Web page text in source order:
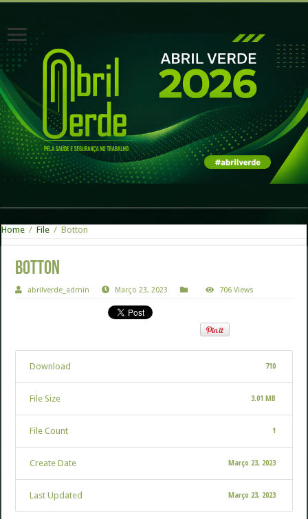
Home / File / Botton
Botton
abrilverde_admin Março 23, 2023 706 Views
Download 710
File Size 3.01 MB
File Count 1
Create Date Março 23, 2023
Last Updated Março 23, 2023